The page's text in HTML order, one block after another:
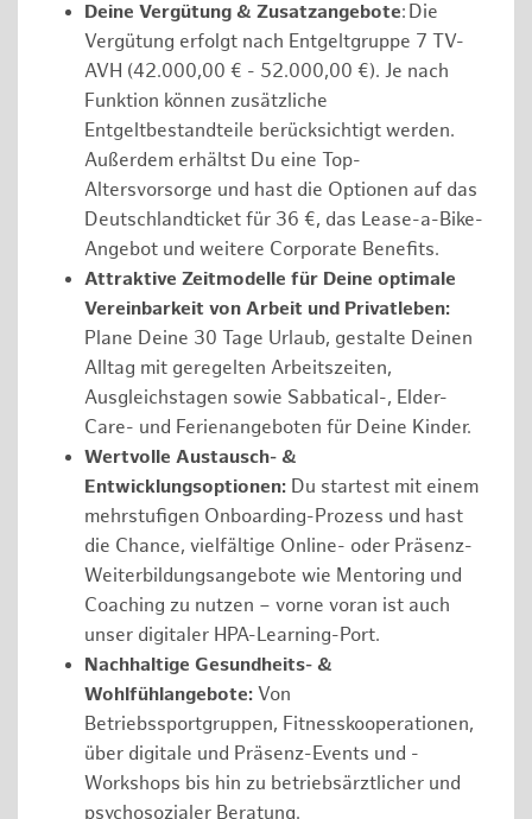
Deine Vergütung & Zusatzangebote: Die
Vergütung erfolgt nach Entgeltgruppe 7 TV-
AVH (42.000,00 € - 52.000,00 €). Je nach
Funktion können zusätzliche
Entgeltbestandteile berücksichtigt werden.
Außerdem erhältst Du eine Top-
Altersvorsorge und hast die Optionen auf das
Deutschlandticket für 36 €, das Lease-a-Bike-
Angebot und weitere Corporate Benefits.
Attraktive Zeitmodelle für Deine optimale
Vereinbarkeit von Arbeit und Privatleben:
Plane Deine 30 Tage Urlaub, gestalte Deinen
Alltag mit geregelten Arbeitszeiten,
Ausgleichstagen sowie Sabbatical-, Elder-
Care- und Ferienangeboten für Deine Kinder.
Wertvolle Austausch- &
Entwicklungsoptionen: Du startest mit einem
mehrstufigen Onboarding-Prozess und hast
die Chance, vielfältige Online- oder Präsenz-
Weiterbildungsangebote wie Mentoring und
Coaching zu nutzen – vorne voran ist auch
unser digitaler HPA-Learning-Port.
Nachhaltige Gesundheits- &
Wohlfühlangebote: Von
Betriebssportgruppen, Fitnesskooperationen,
über digitale und Präsenz-Events und -
Workshops bis hin zu betriebsärztlicher und
psychosozialer Beratung.